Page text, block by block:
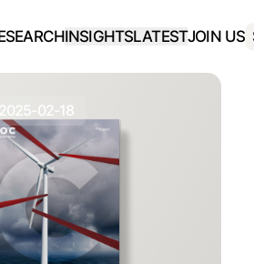
INSIGHTSLATESTJOIN US
2025-02-18